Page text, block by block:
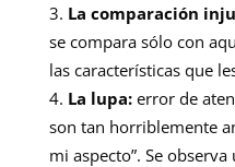
La comparación
se compara sólo con
las características que
La lupa:error de
son tan horriblemente
mi aspecto”. Se